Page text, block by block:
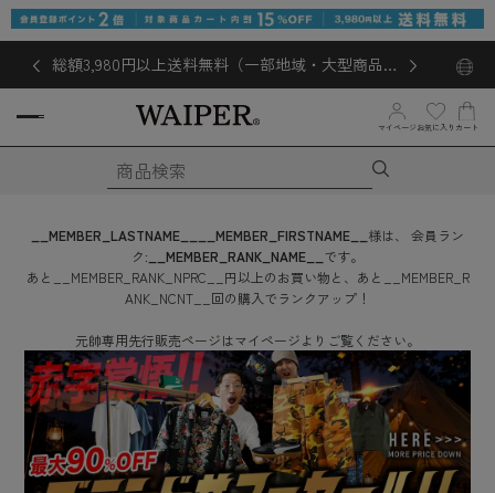
総額3,980円以上送料無料（一部地域・大型商品対
マイページ お気に入り カート
__MEMBER_LASTNAME__ __MEMBER_FIRSTNAME__ 様は、
会員ラン
ク: __MEMBER_RANK_NAME__ です。
あと
__MEMBER_RANK_NPRC__ 円以上のお買い物と、あと
__MEMBER_R
ANK_NCNT__ 回の購入でランクアップ！
元帥専用先行販売ページはマイページよりご覧ください。